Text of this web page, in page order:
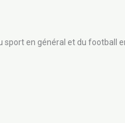
en général et du football